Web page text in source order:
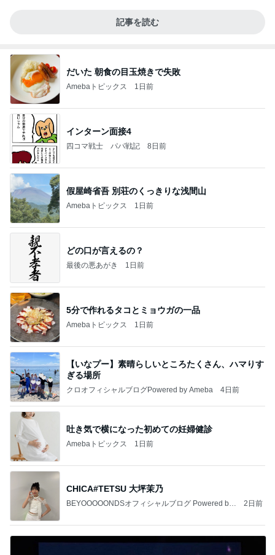
記事を読む
だいた 朝食の目玉焼きで失敗
Amebaトピックス 1日前
インターン面接4
四コマ戦士 パパ戦記 8日前
假屋崎省吾 別荘のくっきりな浅間山
Amebaトピックス 1日前
どの口が言えるの？
最後の悪あがき 1日前
5分で作れるタコとミョウガの一品
Amebaトピックス 1日前
【いなプー】素晴らしいところたくさん、ハマりす
ぎる場所
クロオフィシャルブログPowered by Ameba 4日前
吐き気で横になった初めての妊婦健診
Amebaトピックス 1日前
CHICA#TETSU 大坪茉乃
BEYOOOOONDSオフィシャルブログ Powered by
2日前